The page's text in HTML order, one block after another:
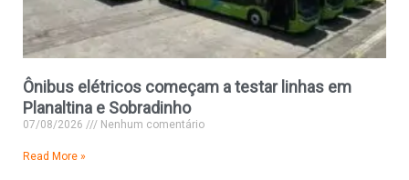
Ônibus elétricos começam a testar linhas em
Planaltina e Sobradinho
07/08/2026 Nenhum comentário
Read More »